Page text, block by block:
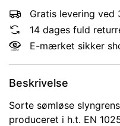
Gratis levering ved
14 dages fuld
E-mærket sikker
Beskrivelse
Sorte sømløse
produceret i h.t. EN